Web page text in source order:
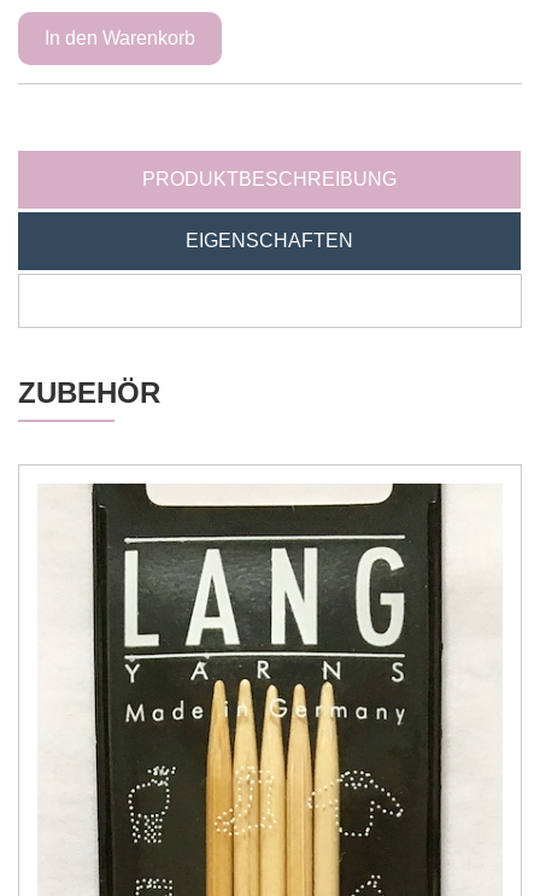
PRODUKTBESCHREIBUNG
EIGENSCHAFTEN
ZUBEHÖR